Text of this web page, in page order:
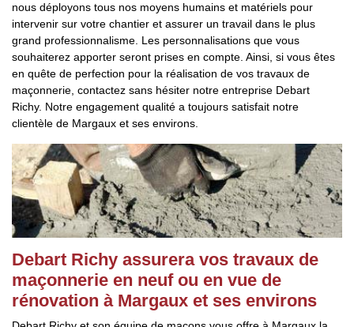
nous déployons tous nos moyens humains et matériels pour
intervenir sur votre chantier et assurer un travail dans le plus
grand professionnalisme. Les personnalisations que vous
souhaiterez apporter seront prises en compte. Ainsi, si vous êtes
en quête de perfection pour la réalisation de vos travaux de
maçonnerie, contactez sans hésiter notre entreprise Debart
Richy. Notre engagement qualité a toujours satisfait notre
clientèle de Margaux et ses environs.
Debart Richy assurera vos travaux de
maçonnerie en neuf ou en vue de
rénovation à Margaux et ses environs